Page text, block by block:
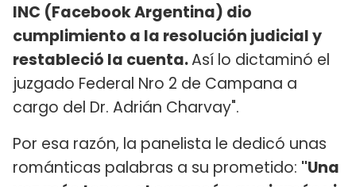
INC (Facebook Argentina) dio
cumplimiento a la resolución judicial y
restableció la cuenta.Así lo dictaminó el
juzgado Federal Nro 2 de Campana a
cargo del Dr. Adrián Charvay".
Por esa razón, la panelista le dedicó unas
románticas palabras a su prometido: "Una